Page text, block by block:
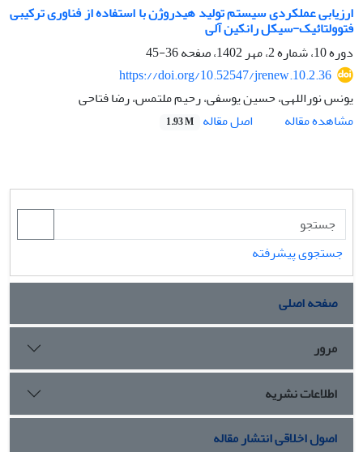
ارزیابی عملکردی سیستم تولید هیدروژن با استفاده از فناوری ترکیبی
فتوولتائیک-سیکل رانکین آلی
دوره 10، شماره 2، مهر 1402، صفحه
36-45
https://doi.org/10.52547/jrenew.10.2.36
یونس نوراللهی، حسین یوسفی، رحیم ملتمس، رضا فتاحی
مشاهده مقاله
اصل مقاله 1.93 M
جستجوی پیشرفته
صفحه اصلی
مرور
اطلاعات نشریه
اصول اخلاقی انتشار مقاله